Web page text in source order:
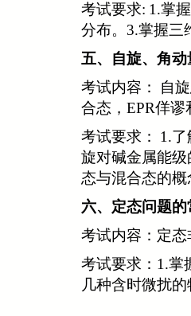
考试要求: 1.掌
分布。 3.掌握三
五、 自旋、角
考试内容：
自
合态， EPR佯谬
考试要求：
1.了
旋对碱金属能级
态与混合态的
六、定态问题
考试内容： 定态
考试要求： 1.掌
几种含时微扰的